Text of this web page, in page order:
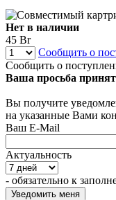
Нет в наличии
45 Br
Сообщить о
Сообщить о
Ваша просьба
Вы получите
на указанные Вами
Ваш E-Mail
Актуальность
- обязательно к